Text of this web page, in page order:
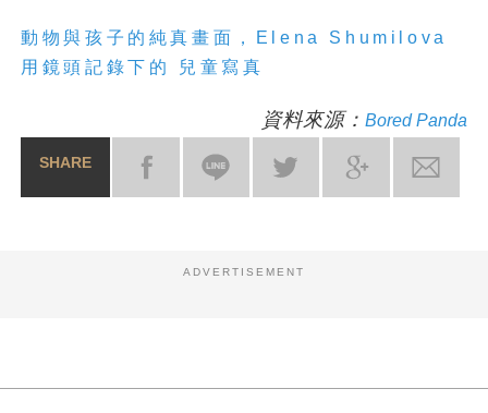
動物與孩子的純真畫面，Elena Shumilova
用鏡頭記錄下的 兒童寫真
資料來源： Bored Panda
SHARE
ADVERTISEMENT